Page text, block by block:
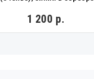
1 200 р.